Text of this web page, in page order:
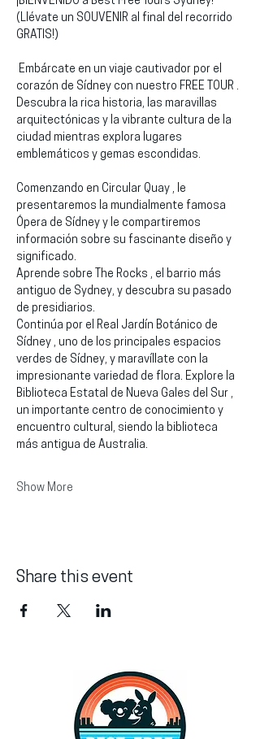
(Llévate un SOUVENIR al final del recorrido
GRATIS!)
corazón de Sídney con nuestro FREE TOUR .
Descubra la rica historia, las maravillas
arquitectónicas y la vibrante cultura de la
ciudad mientras explora lugares
emblemáticos y gemas escondidas.
Comenzando en Circular Quay , le
presentaremos la mundialmente famosa
Ópera de Sídney y le compartiremos
información sobre su fascinante diseño y
significado.
Aprende sobre The Rocks , el barrio más
antiguo de Sydney, y descubra su pasado
de presidiarios.
Continúa por el Real Jardín Botánico de
Sídney , uno de los principales espacios
verdes de Sídney, y maravíllate con la
impresionante variedad de flora. Explore la
Biblioteca Estatal de Nueva Gales del Sur ,
un importante centro de conocimiento y
encuentro cultural, siendo la biblioteca
más antigua de Australia.
Show More
Share this event